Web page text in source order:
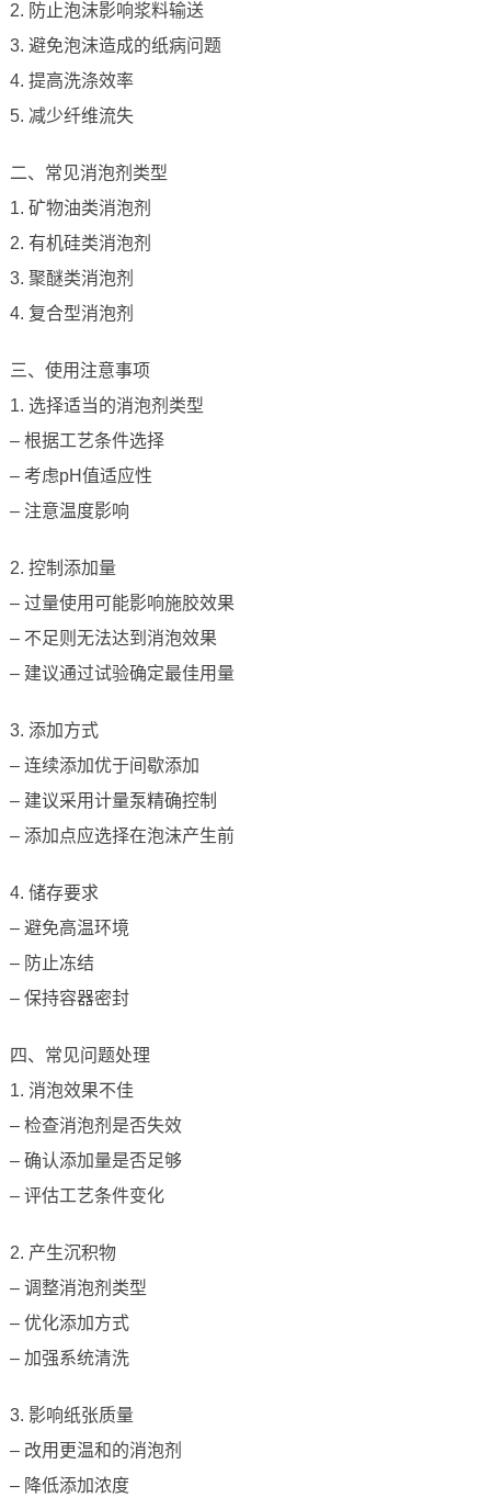
2. 防止泡沫影响浆料输送
3. 避免泡沫造成的纸病问题
4. 提高洗涤效率
5. 减少纤维流失
二、常见消泡剂类型
1. 矿物油类消泡剂
2. 有机硅类消泡剂
3. 聚醚类消泡剂
4. 复合型消泡剂
三、使用注意事项
1. 选择适当的消泡剂类型
– 根据工艺条件选择
– 考虑pH值适应性
– 注意温度影响
2. 控制添加量
– 过量使用可能影响施胶效果
– 不足则无法达到消泡效果
– 建议通过试验确定最佳用量
3. 添加方式
– 连续添加优于间歇添加
– 建议采用计量泵精确控制
– 添加点应选择在泡沫产生前
4. 储存要求
– 避免高温环境
– 防止冻结
– 保持容器密封
四、常见问题处理
1. 消泡效果不佳
– 检查消泡剂是否失效
– 确认添加量是否足够
– 评估工艺条件变化
2. 产生沉积物
– 调整消泡剂类型
– 优化添加方式
– 加强系统清洗
3. 影响纸张质量
– 改用更温和的消泡剂
– 降低添加浓度